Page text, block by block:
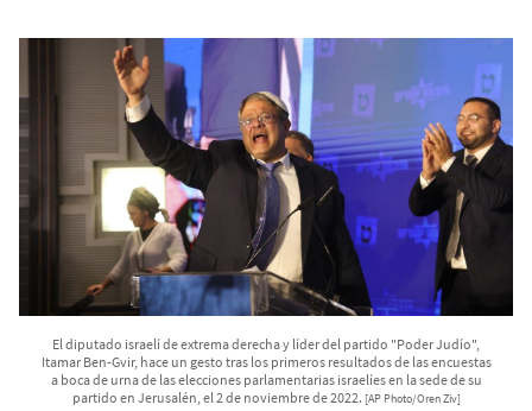
El diputado israelí de extrema derecha y líder del partido "Poder Judío",
Itamar Ben-Gvir, hace un gesto tras los primeros resultados de las encuestas
a boca de urna de las elecciones parlamentarias israelíes en la sede de su
partido en Jerusalén, el 2 de noviembre de 2022. [AP Photo/Oren Ziv]